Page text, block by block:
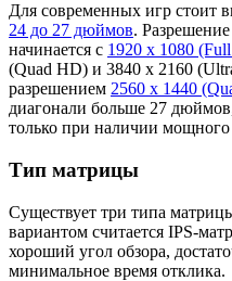
Для современных игр стоит
24 до 27 дюймов.
начинается с 1920 х 1080
(Quad HD) и 3840 х 2160
разрешением 2560 х 1440
диагонали больше 27
только при наличии
Тип матрицы
Существует три типа
вариантом считается IPS-
хороший угол обзора,
минимальное время отклика.